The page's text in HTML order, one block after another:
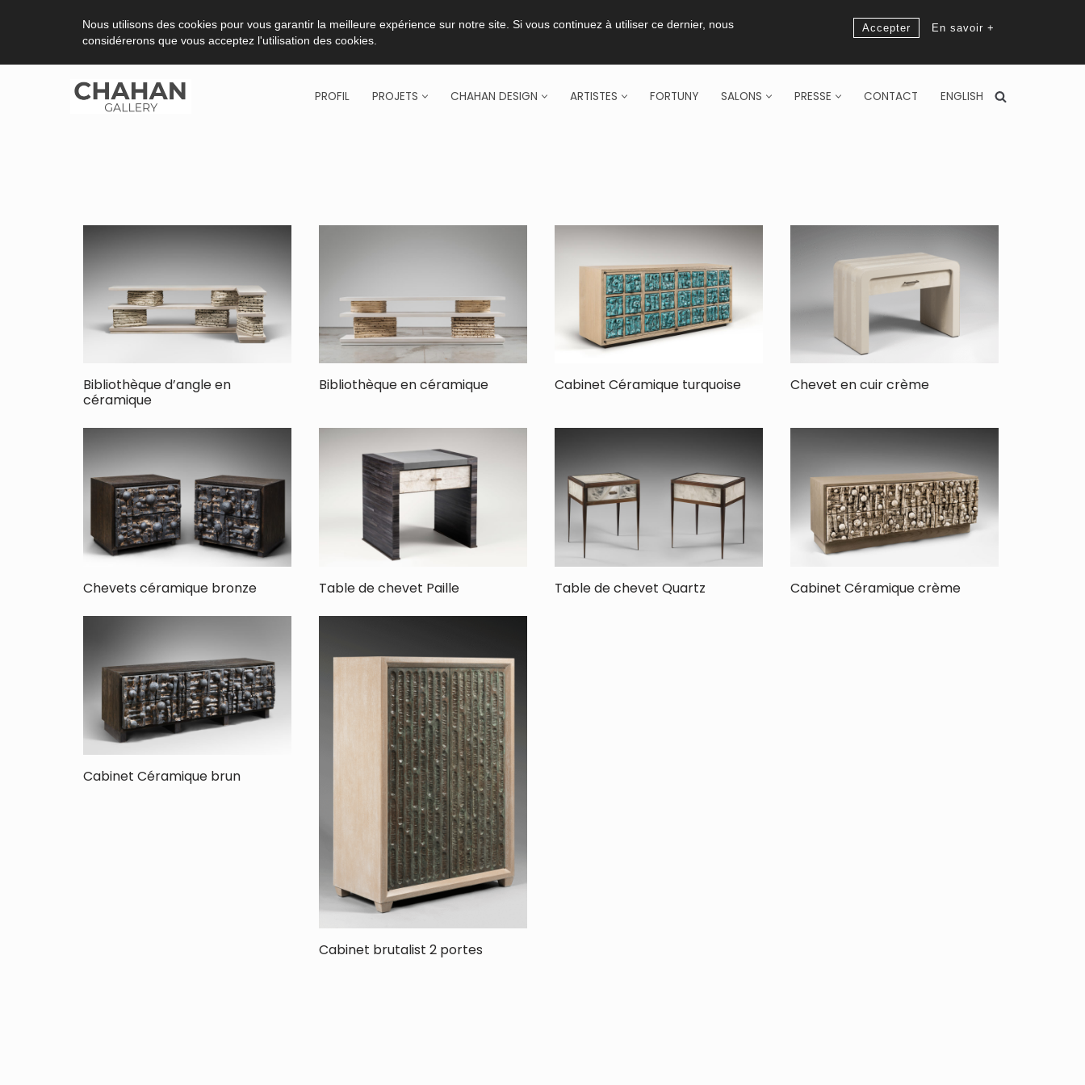
Nous utilisons des cookies pour vous garantir la meilleure expérience sur notre site. Si vous continuez à utiliser ce dernier, nous
considérerons que vous acceptez l'utilisation des cookies.
Accepter En savoir +
PROFIL PROJETS CHAHAN DESIGN ARTISTES FORTUNY SALONS PRESSE CONTACT ENGLISH
Bibliothèque d’angle en
céramique
Bibliothèque en céramique Cabinet Céramique turquoise Chevet en cuir crème
Chevets céramique bronze Table de chevet Paille Table de chevet Quartz Cabinet Céramique crème
Cabinet Céramique brun
Cabinet brutalist 2 portes